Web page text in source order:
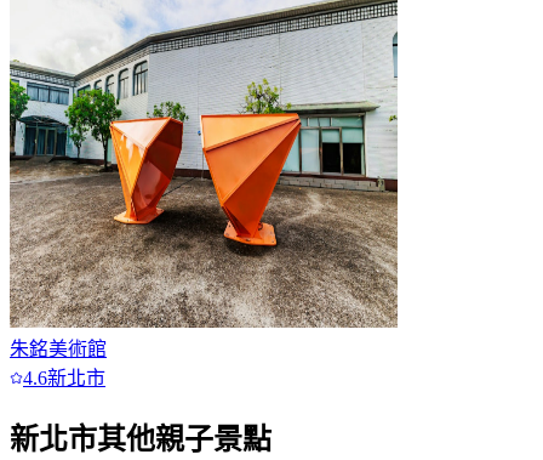
朱銘美術館
4.6新北市
新北市其他親子景點